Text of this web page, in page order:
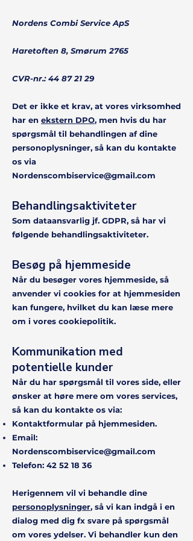
Nordens Combi Service ApS
Haretoften 8, Smørum 2765
CVR-nr.:44 87 21 29
Det er ikke et krav, at vores virksomhed
har en ekstern DPO, men hvis du har
spørgsmål til behandlingen af dine
personoplysninger, så kan du kontakte
os via
Nordenscombiservice@gmail.com
Behandlingsaktiviteter
Som dataansvarlig jf. GDPR, så har vi
følgende behandlingsaktiviteter.
Besøg på hjemmeside
Når du besøger vores hjemmeside, så
anvender vi cookies for at hjemmesiden
kan fungere, hvilket du kan læse mere
om i vores cookiepolitik.
Kommunikation med
potentielle kunder
Når du har spørgsmål til vores side, eller
ønsker at høre mere om vores services,
så kan du kontakte os via:
Kontaktformular på hjemmesiden.
Email:
Nordenscombiservice@gmail.com
Telefon: 42 52 18 36
Herigennem vil vi behandle dine
personoplysninger, så vi kan indgå i en
dialog med dig fx svare på spørgsmål
om vores ydelser. Vi behandler kun den